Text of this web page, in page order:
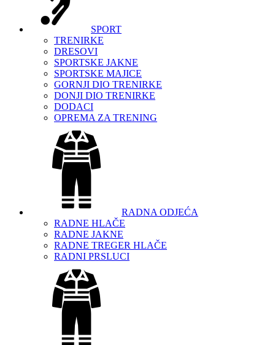
SPORT
TRENIRKE
DRESOVI
SPORTSKE JAKNE
SPORTSKE MAJICE
GORNJI DIO TRENIRKE
DONJI DIO TRENIRKE
DODACI
OPREMA ZA TRENING
RADNA ODJEĆA
RADNE HLAČE
RADNE JAKNE
RADNE TREGER HLAČE
RADNI PRSLUCI